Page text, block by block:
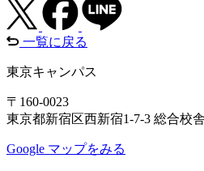
一覧に戻る
東京キャンパス
〒160-0023
東京都新宿区西新宿1-7-3 総合校
Google マップをみる